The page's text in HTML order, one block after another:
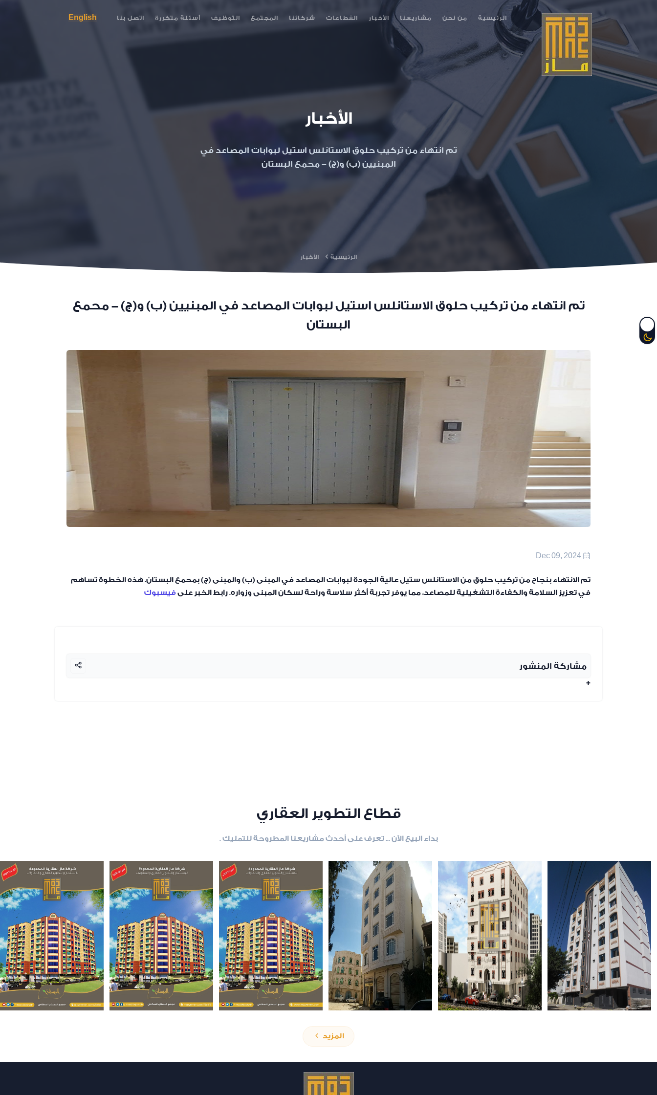
English الرئيسية من نحن مشاريعنا الأخبار القطاعات شركائنا المجتمع التوظيف أسئلة متكررة اتصل بنا
الأخبار
تم انتهاء من تركيب حلوق الاستانلس استيل لبوابات المصاعد في
المبنيين (ب) و(ج) - محمع البستان
الرئيسية الأخبار
تم انتهاء من تركيب حلوق الاستانلس استيل لبوابات المصاعد في المبنيين (ب) و(ج) - محمع
البستان
تم الانتهاء بنجاح من تركيب حلوق من الاستانلس ستيل عالية الجودة لبوابات المصاعد في المبنى (ب) والمبنى (ج) بمحمع البستان. هذه الخطوة تساهم
في تعزيز السلامة والكفاءة التشغيلية للمصاعد، مما يوفر تجربة أكثر سلاسة وراحة لسكان المبنى وزواره. رابط الخبر علىفيسبوك
مشاركة المنشور
+
قطاع التطوير العقاري
بداء البيع الآن ... تعرف على أحدث مشاريعنا المطروحة للتمليك .
slide 8 to 13of 6
المزيد